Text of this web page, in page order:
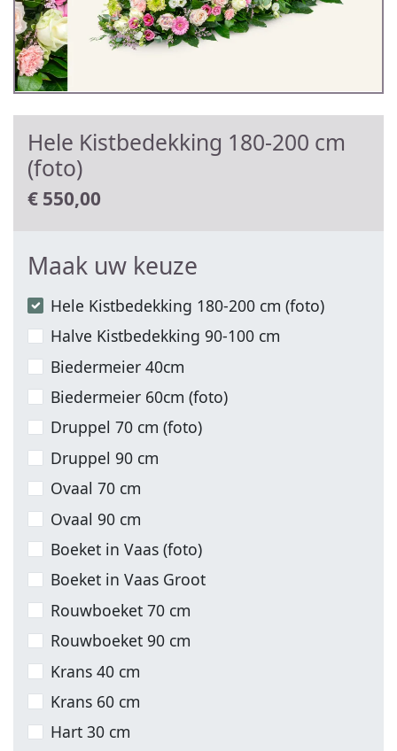
Hele Kistbedekking 180-200 cm
(foto)
€ 550,00
Maak uw keuze
Hele Kistbedekking 180-200 cm (foto)
Halve Kistbedekking 90-100 cm
Biedermeier 40cm
Biedermeier 60cm (foto)
Druppel 70 cm (foto)
Druppel 90 cm
Ovaal 70 cm
Ovaal 90 cm
Boeket in Vaas (foto)
Boeket in Vaas Groot
Rouwboeket 70 cm
Rouwboeket 90 cm
Krans 40 cm
Krans 60 cm
Hart 30 cm